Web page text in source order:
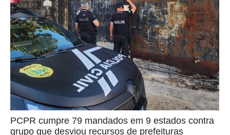
PCPR cumpre 79 mandados em 9 estados contra
grupo que desviou recursos de prefeituras